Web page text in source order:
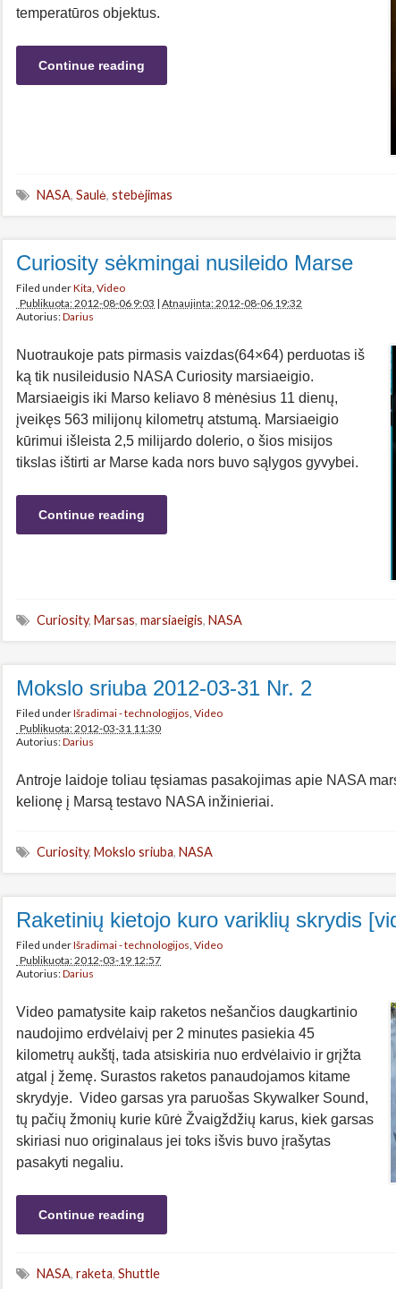
temperatūros objektus.
Continue reading
NASA, Saulė, stebėjimas
Curiosity sėkmingai nusileido Marse
Filed underKita, Video
Publikuota: 2012-08-06 9:03 | Atnaujinta: 2012-08-06 19:32
Autorius:Darius
Nuotraukoje pats pirmasis vaizdas(64×64) perduotas iš
ką tik nusileidusio NASA Curiosity marsiaeigio.
Marsiaeigis iki Marso keliavo 8 mėnėsius 11 dienų,
įveikęs 563 milijonų kilometrų atstumą. Marsiaeigio
kūrimui išleista 2,5 milijardo dolerio, o šios misijos
tikslas ištirti ar Marse kada nors buvo sąlygos gyvybei.
Continue reading
Curiosity, Marsas, marsiaeigis, NASA
Mokslo sriuba 2012-03-31 Nr. 2
Filed underIšradimai - technologijos, Video
Publikuota: 2012-03-31 11:30
Autorius:Darius
Antroje laidoje toliau tęsiamas pasakojimas apie NASA
kelionę į Marsą testavo NASA inžinieriai.
Curiosity, Mokslo sriuba, NASA
Raketinių kietojo kuro variklių skrydis
Filed underIšradimai - technologijos, Video
Publikuota: 2012-03-19 12:57
Autorius:Darius
Video pamatysite kaip raketos nešančios daugkartinio
naudojimo erdvėlaivį per 2 minutes pasiekia 45
kilometrų aukštį, tada atsiskiria nuo erdvėlaivio ir grįžta
atgal į žemę. Surastos raketos panaudojamos kitame
skrydyje. Video garsas yra paruošas Skywalker Sound,
tų pačių žmonių kurie kūrė Žvaigždžių karus, kiek garsas
skiriasi nuo originalaus jei toks išvis buvo įrašytas
pasakyti negaliu.
Continue reading
NASA, raketa, Shuttle